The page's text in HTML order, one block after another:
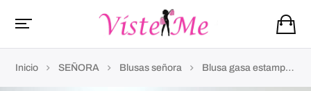
Inicio SEÑORA Blusas señora Blusa gasa estampada